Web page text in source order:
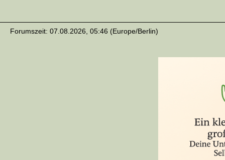
Forumszeit: 07.08.2026, 05:46 (Europe/Berlin)